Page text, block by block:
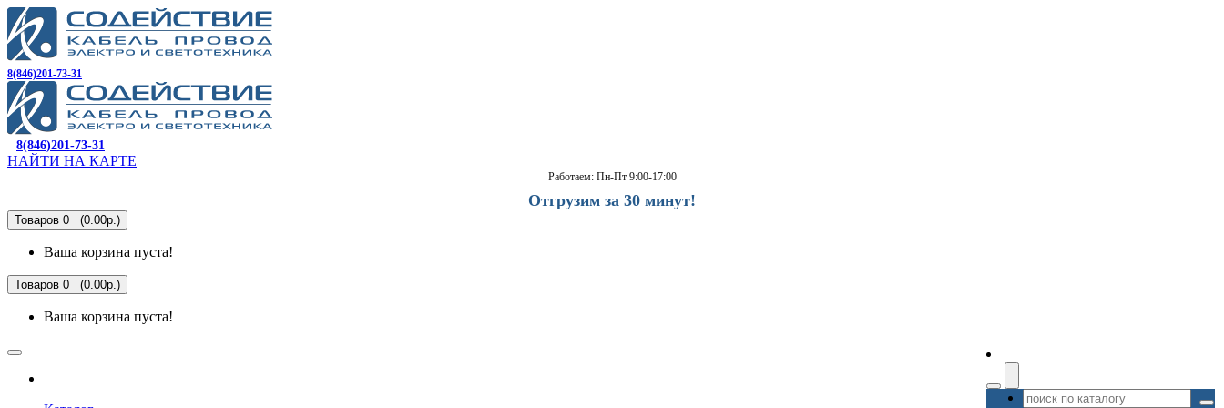
8(846)201-73-31
8(846)201-73-31
НАЙТИ НА КАРТЕ
Работаем: Пн-Пт 9:00-17:00
Отгрузим за 30 минут!
Товаров 0 (0.00р.)
Ваша корзина пуста!
Товаров 0 (0.00р.)
Ваша корзина пуста!